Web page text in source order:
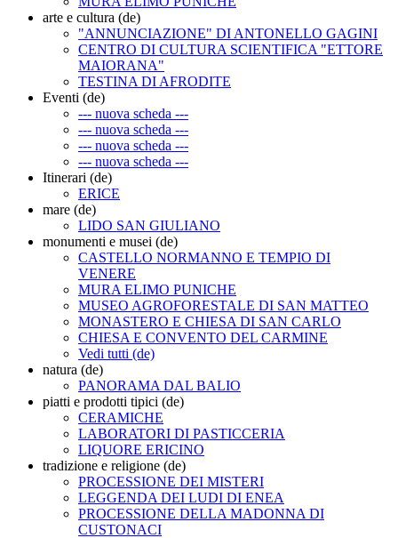
arte e cultura (de)
"ANNUNCIAZIONE" DI ANTONELLO GAGINI
CENTRO DI CULTURA SCIENTIFICA "ETTORE
MAIORANA"
TESTINA DI AFRODITE
Eventi (de)
--- nuova scheda ---
--- nuova scheda ---
--- nuova scheda ---
--- nuova scheda ---
Itinerari (de)
ERICE
mare (de)
LIDO SAN GIULIANO
monumenti e musei (de)
CASTELLO NORMANNO E TEMPIO DI
VENERE
MURA ELIMO PUNICHE
MUSEO AGROFORESTALE DI SAN MATTEO
MONASTERO E CHIESA DI SAN CARLO
CHIESA E CONVENTO DEL CARMINE
Vedi tutti (de)
natura (de)
PANORAMA DAL BALIO
piatti e prodotti tipici (de)
CERAMICHE
LABORATORI DI PASTICCERIA
LIQUORE ERICINO
tradizione e religione (de)
PROCESSIONE DEI MISTERI
LEGGENDA DEI LUDI DI ENEA
PROCESSIONE DELLA MADONNA DI
CUSTONACI